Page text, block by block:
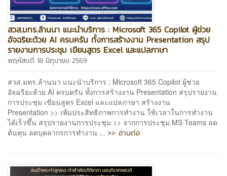
สวส.มทร.ล้านนา แนะนำบริการ : Microsoft 365 Copilot ผู้ช่วย
อัจฉริยะด้วย AI ครบครัน ทั้งการสร้างงาน Presentation สรุป
รายงานการประชุม เขียนสูตร Excel และแปลภาษา
พฤหัสบดี 18 มิถุนายน 2569
สวส.มทร.ล้านนา แนะนำบริการ : Microsoft 365 Copilot ผู้ช่วย
อัจฉริยะด้วย AI ครบครัน ทั้งการสร้างงาน Presentation สรุปรายงาน
การประชุม เขียนสูตร Excel และแปลภาษา สร้างงาน
Presentation >> เพิ่มประสิทธิภาพการทำงาน ใช้เวลาในการทำงาน
ได้เร็วขึ้น สรุปรายงานการประชุม >> จากการประชุม MS Teams ลด
ต้นทุน ลดบุคลากรการทำงาน ... >> อ่านต่อ